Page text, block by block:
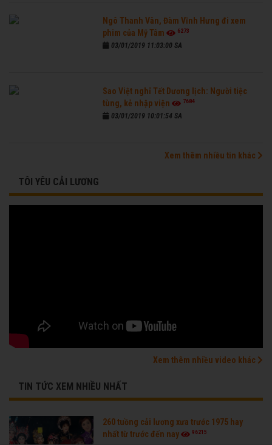
Ngô Thanh Vân, Đàm Vĩnh Hưng đi xem
phim của Mỹ Tâm
6273
03/01/2019 11:03:00 SA
Sao Việt nghỉ Tết Dương lịch: Người tiệc
tùng, kẻ nhập viện
7684
03/01/2019 10:01:54 SA
Xem thêm nhiều tin khác
TÔI YÊU CẢI LƯƠNG
Xem thêm nhiều video khác
TIN TỨC XEM NHIỀU NHẤT
260 tuồng cải lương xưa trước 1975 hay
nhất từ trước đến nay
96215